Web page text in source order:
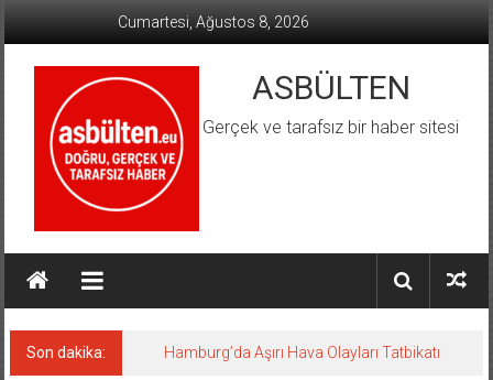
Cumartesi, Ağustos 8, 2026
ASBÜLTEN
Gerçek ve tarafsız bir haber sitesi
Son dakika: Hamburg’da Aşırı Hava Olayları Tatbikatı